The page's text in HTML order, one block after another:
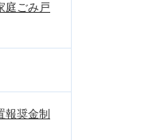
庭ごみ戸
報奨金制